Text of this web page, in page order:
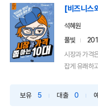
[비즈니스
석혜원
풀빛
시장과 가격
보유 5 대출 0